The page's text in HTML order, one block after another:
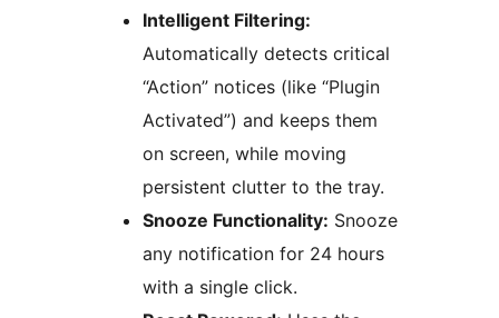
Intelligent Filtering:
Automatically detects critical
“Action” notices (like “Plugin
Activated”) and keeps them
on screen, while moving
persistent clutter to the tray.
Snooze Functionality: Snooze
any notification for 24 hours
with a single click.